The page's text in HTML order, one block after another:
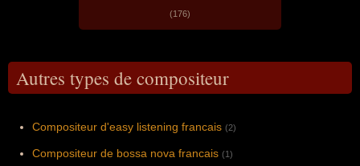
(176)
Autres types de compositeur
Compositeur d'easy listening francais (2)
Compositeur de bossa nova francais (1)